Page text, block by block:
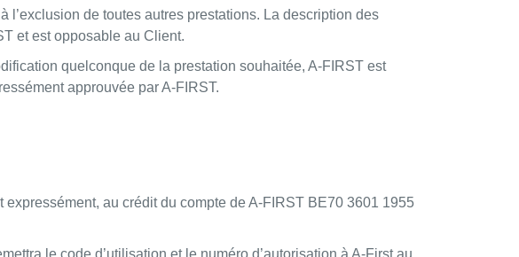
l’exclusion de toutes autres prestations. La description des
et est opposable au Client.
quelconque de la prestation souhaitée, A-FIRST est
approuvée par A-FIRST.
au crédit du compte de A-FIRST BE70 3601 1955
le code d’utilisation et le numéro d’autorisation à A-First au